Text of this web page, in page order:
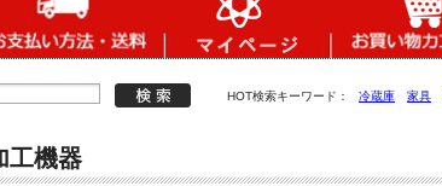
HOT検索キーワード： 冷蔵庫 家具
工機器